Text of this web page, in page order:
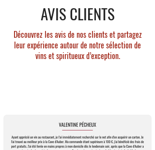
l’assemblage pour créer des champagnes d’une
AVIS CLIENTS
Découvrez les avis de nos clients et partagez
leur expérience autour de notre sélection de
vins et spiritueux d’exception.